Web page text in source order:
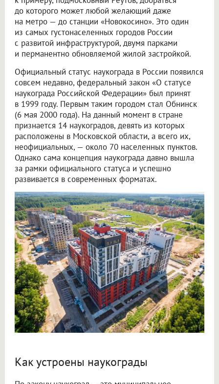
до которого может любой желающий даже
на метро — до станции «Новокосино». Это один
из самых густонаселенных городов России
с развитой инфраструктурой, двумя парками
и перманентно обновляемой жилой застройкой.
Официальный статус наукограда в России появился
совсем недавно, федеральный закон «О статусе
наукограда Российской Федерации» был принят
в 1999 году. Первым таким городом стал Обнинск
(6 мая 2000 года). На данный момент в стране
признается 14 наукоградов, девять из которых
расположены в Московской области, а всего их,
неофициальных, — около 70 населенных пунктов.
Однако сама концепция наукограда давно вышла
за рамки официального статуса и успешно
развивается в современных форматах.
Как устроены наукограды